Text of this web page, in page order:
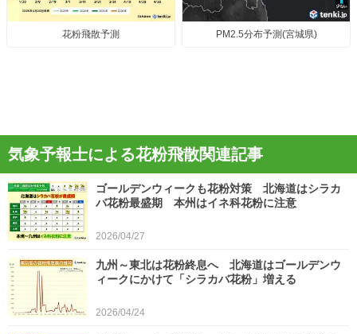
花粉飛散予測 PM2.5分布予測(宮城県)
気象予報士による花粉飛散関連記事
ゴールデンウィークも花粉対策 北海道はシラカ
バ花粉最盛期 本州はイネ科花粉に注意
2026/04/27
九州～東北は花粉終息へ 北海道はゴールデンウ
ィークにかけて「シラカバ花粉」増える
2026/04/24